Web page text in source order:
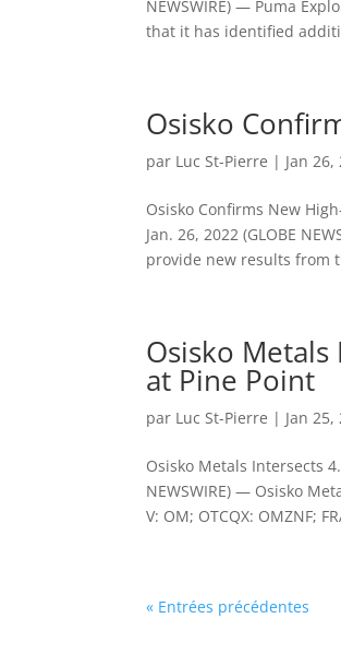
NEWSWIRE) — Puma
that it has identified
Osisko
par Luc St-Pierre | Jan 26,
Osisko Confirms New
Jan. 26, 2022 (GLOBE
provide new results from
Osisko Metals
at Pine Point
par Luc St-Pierre | Jan 25,
Osisko Metals Intersects
NEWSWIRE) — Osisko
V: OM; OTCQX: OMZNF;
« Entrées précédentes